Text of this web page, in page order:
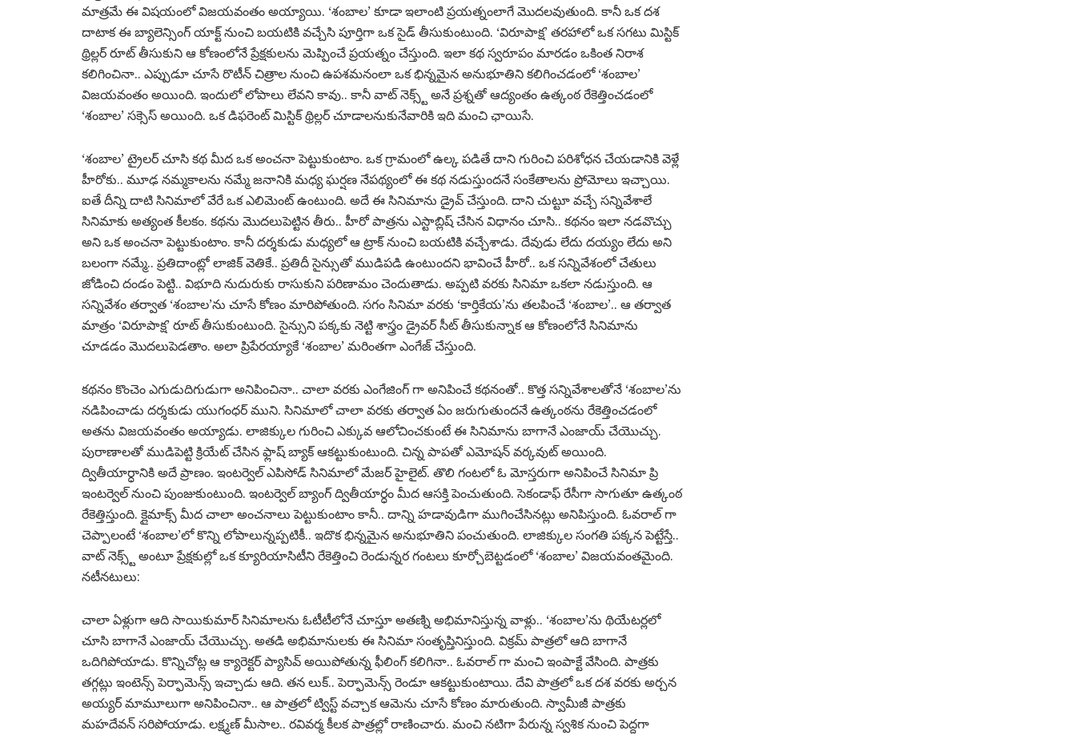
మాత్రమే ఈ విషయంలో విజయవంతం అయ్యాయి. ‘శంబాల’ కూడా ఇలాంటి ప్రయత్నంలాగే మొదలవుతుంది. కానీ ఒక దశ
దాటాక ఈ బ్యాలెన్సింగ్ యాక్ట్ నుంచి బయటికి వచ్చేసి పూర్తిగా ఒక సైడ్ తీసుకుంటుంది. ‘విరూపాక్ష’ తరహాలో ఒక సగటు మిస్టిక్
థ్రిల్లర్ రూట్ తీసుకుని ఆ కోణంలోనే ప్రేక్షకులను మెప్పించే ప్రయత్నం చేస్తుంది. ఇలా కథ స్వరూపం మారడం ఒకింత నిరాశ
కలిగించినా.. ఎప్పుడూ చూసే రొటీన్ చిత్రాల నుంచి ఉపశమనంలా ఒక భిన్నమైన అనుభూతిని కలిగించడంలో ‘శంబాల’
విజయవంతం అయింది. ఇందులో లోపాలు లేవని కావు.. కానీ వాట్ నెక్స్ట్ అనే ప్రశ్నతో ఆద్యంతం ఉత్కంఠ రేకెత్తించడంలో
‘శంబాల’ సక్సెస్ అయింది. ఒక డిఫరెంట్ మిస్టిక్ థ్రిల్లర్ చూడాలనుకునేవారికి ఇది మంచి ఛాయిసే.
‘శంబాల’ ట్రైలర్ చూసి కథ మీద ఒక అంచనా పెట్టుకుంటాం. ఒక గ్రామంలో ఉల్క పడితే దాని గురించి పరిశోధన చేయడానికి వెళ్లే
హీరోకు.. మూఢ నమ్మకాలను నమ్మే జనానికి మధ్య ఘర్షణ నేపథ్యంలో ఈ కథ నడుస్తుందనే సంకేతాలను ప్రోమోలు ఇచ్చాయి.
ఐతే దీన్ని దాటి సినిమాలో వేరే ఒక ఎలిమెంట్ ఉంటుంది. అదే ఈ సినిమాను డ్రైవ్ చేస్తుంది. దాని చుట్టూ వచ్చే సన్నివేశాలే
సినిమాకు అత్యంత కీలకం. కథను మొదలుపెట్టిన తీరు.. హీరో పాత్రను ఎస్టాబ్లిష్ చేసిన విధానం చూసి.. కథనం ఇలా నడవొచ్చు
అని ఒక అంచనా పెట్టుకుంటాం. కానీ దర్శకుడు మధ్యలో ఆ ట్రాక్ నుంచి బయటికి వచ్చేశాడు. దేవుడు లేదు దయ్యం లేదు అని
బలంగా నమ్మే.. ప్రతిదాంట్లో లాజిక్ వెతికే.. ప్రతిదీ సైన్సుతో ముడిపడి ఉంటుందని భావించే హీరో.. ఒక సన్నివేశంలో చేతులు
జోడించి దండం పెట్టి.. విభూది నుదురుకు రాసుకుని పరిణామం చెందుతాడు. అప్పటి వరకు సినిమా ఒకలా నడుస్తుంది. ఆ
సన్నివేశం తర్వాత ‘శంబాల’ను చూసే కోణం మారిపోతుంది. సగం సినిమా వరకు ‘కార్తికేయ’ను తలపించే ‘శంబాల’.. ఆ తర్వాత
మాత్రం ‘విరూపాక్ష’ రూట్ తీసుకుంటుంది. సైన్సుని పక్కకు నెట్టి శాస్త్రం డ్రైవర్ సీట్ తీసుకున్నాక ఆ కోణంలోనే సినిమాను
చూడడం మొదలుపెడతాం. అలా ప్రిపేరయ్యాకే ‘శంబాల’ మరింతగా ఎంగేజ్ చేస్తుంది.
కథనం కొంచెం ఎగుడుదిగుడుగా అనిపించినా.. చాలా వరకు ఎంగేజింగ్ గా అనిపించే కథనంతో.. కొత్త సన్నివేశాలతోనే ‘శంబాల’ను
నడిపించాడు దర్శకుడు యుగంధర్ ముని. సినిమాలో చాలా వరకు తర్వాత ఏం జరుగుతుందనే ఉత్కంఠను రేకెత్తించడంలో
అతను విజయవంతం అయ్యాడు. లాజిక్కుల గురించి ఎక్కువ ఆలోచించకుంటే ఈ సినిమాను బాగానే ఎంజాయ్ చేయొచ్చు.
పురాణాలతో ముడిపెట్టి క్రియేట్ చేసిన ఫ్లాష్ బ్యాక్ ఆకట్టుకుంటుంది. చిన్న పాపతో ఎమోషన్ వర్కవుట్ అయింది.
ద్వితీయార్ధానికి అదే ప్రాణం. ఇంటర్వెల్ ఎపిసోడ్ సినిమాలో మేజర్ హైలైట్. తొలి గంటలో ఓ మోస్తరుగా అనిపించే సినిమా ప్రి
ఇంటర్వెల్ నుంచి పుంజుకుంటుంది. ఇంటర్వెల్ బ్యాంగ్ ద్వితీయార్ధం మీద ఆసక్తి పెంచుతుంది. సెకండాఫ్ రేసీగా సాగుతూ ఉత్కంఠ
రేకెత్తిస్తుంది. క్లైమాక్స్ మీద చాలా అంచనాలు పెట్టుకుంటాం కానీ.. దాన్ని హడావుడిగా ముగించేసినట్లు అనిపిస్తుంది. ఓవరాల్ గా
చెప్పాలంటే ‘శంబాల’లో కొన్ని లోపాలున్నప్పటికీ.. ఇదొక భిన్నమైన అనుభూతిని పంచుతుంది. లాజిక్కుల సంగతి పక్కన పెట్టేస్తే..
వాట్ నెక్స్ట్ అంటూ ప్రేక్షకుల్లో ఒక క్యూరియాసిటీని రేకెత్తించి రెండున్నర గంటలు కూర్చోబెట్టడంలో ‘శంబాల’ విజయవంతమైంది.
నటీనటులు:
చాలా ఏళ్లుగా ఆది సాయికుమార్ సినిమాలను ఓటీటీలోనే చూస్తూ అతణ్ని అభిమానిస్తున్న వాళ్లు.. ‘శంబాల’ను థియేటర్లలో
చూసి బాగానే ఎంజాయ్ చేయొచ్చు. అతడి అభిమానులకు ఈ సినిమా సంతృప్తినిస్తుంది. విక్రమ్ పాత్రలో ఆది బాగానే
ఒదిగిపోయాడు. కొన్నిచోట్ల ఆ క్యారెక్టర్ ప్యాసివ్ అయిపోతున్న ఫీలింగ్ కలిగినా.. ఓవరాల్ గా మంచి ఇంపాక్టే వేసింది. పాత్రకు
తగ్గట్లు ఇంటెన్స్ పెర్ఫామెన్స్ ఇచ్చాడు ఆది. తన లుక్.. పెర్ఫామెన్స్ రెండూ ఆకట్టుకుంటాయి. దేవి పాత్రలో ఒక దశ వరకు అర్చన
అయ్యర్ మామూలుగా అనిపించినా.. ఆ పాత్రలో ట్విస్ట్ వచ్చాక ఆమెను చూసే కోణం మారుతుంది. స్వామీజీ పాత్రకు
మహదేవన్ సరిపోయాడు. లక్ష్మణ్ మీసాల.. రవివర్మ కీలక పాత్రల్లో రాణించారు. మంచి నటిగా పేరున్న స్వశిక నుంచి పెద్దగా